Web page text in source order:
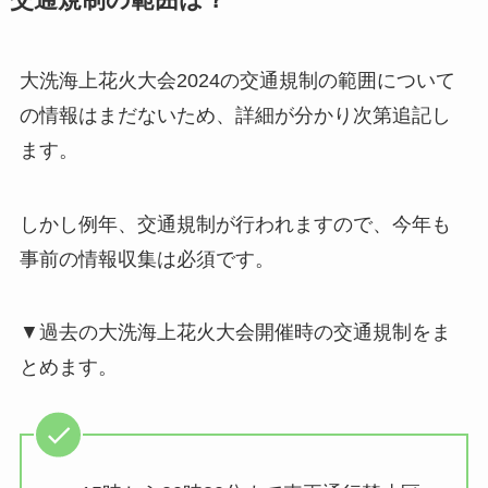
大洗海上花火大会2024の交通規制の範囲について
の情報はまだないため、詳細が分かり次第追記し
ます。
しかし例年、交通規制が行われますので、今年も
事前の情報収集は必須です。
▼過去の大洗海上花火大会開催時の交通規制をま
とめます。